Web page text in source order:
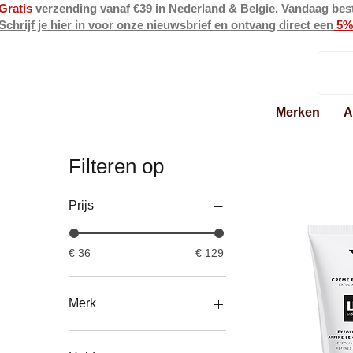
verzending vanaf €39 in Nederland & Belgie. Vandaag
je hier in voor onze nieuwsbrief en ontvang direct een
Merken
Filteren op
Prijs
€ 36 € 129
Merk
Cell Fusion C